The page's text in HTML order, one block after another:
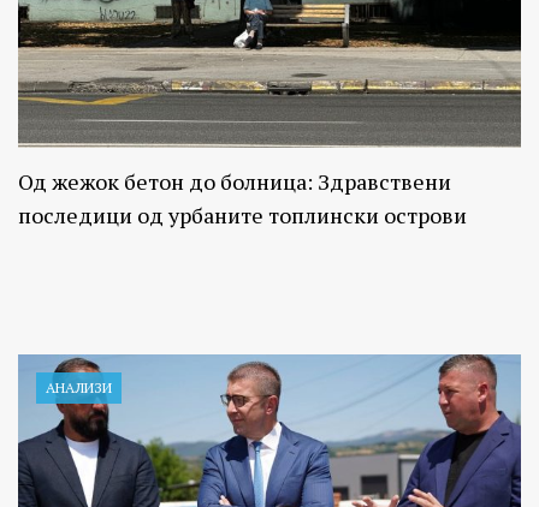
Од жежок бетон до болница: Здравствени
последици од урбаните топлински острови
АНАЛИЗИ